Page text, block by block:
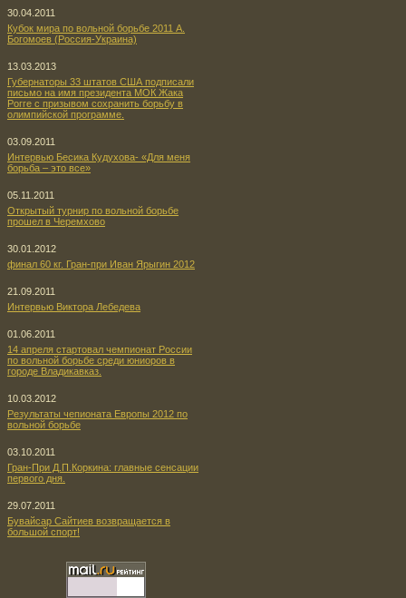
30.04.2011
Кубок мира по вольной борьбе 2011 А.
Богомоев (Россия-Украина)
13.03.2013
Губернаторы 33 штатов США подписали
письмо на имя президента МОК Жака
Рогге с призывом сохранить борьбу в
олимпийской программе.
03.09.2011
Интервью Бесика Кудухова- «Для меня
борьба – это все»
05.11.2011
Открытый турнир по вольной борьбе
прошел в Черемхово
30.01.2012
финал 60 кг. Гран-при Иван Ярыгин 2012
21.09.2011
Интервью Виктора Лебедева
01.06.2011
14 апреля стартовал чемпионат России
по вольной борьбе среди юниоров в
городе Владикавказ.
10.03.2012
Результаты чепионата Европы 2012 по
вольной борьбе
03.10.2011
Гран-При Д.П.Коркина: главные сенсации
первого дня.
29.07.2011
Бувайсар Сайтиев возвращается в
большой спорт!